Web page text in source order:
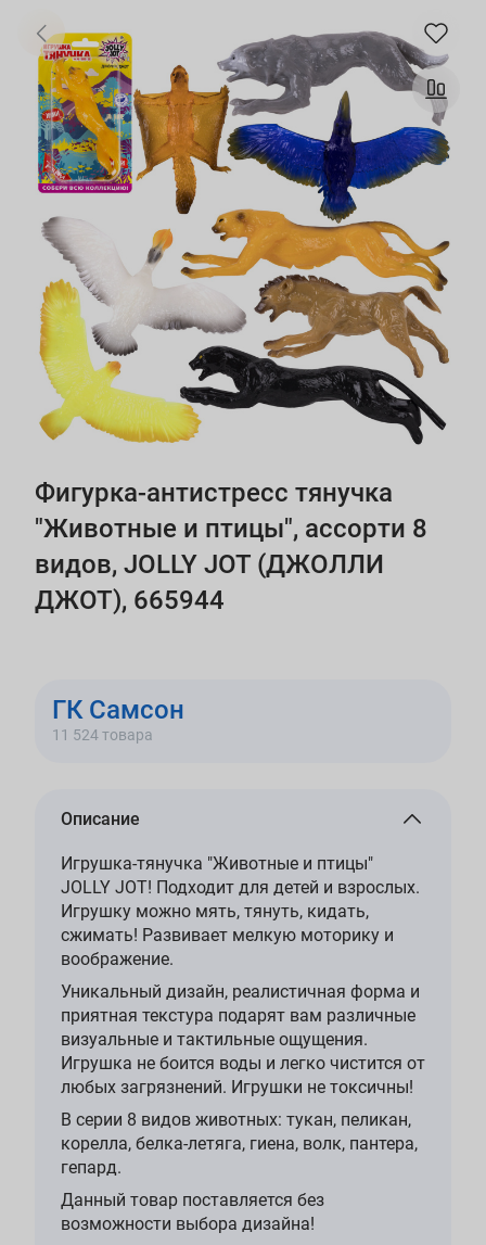
Фигурка-антистресс тянучка
"Животные и птицы", ассорти 8
видов, JOLLY JOT (ДЖОЛЛИ
ДЖОТ), 665944
ГК Самсон
11 524 товара
Описание
Игрушка-тянучка "Животные и птицы"
JOLLY JOT! Подходит для детей и взрослых.
Игрушку можно мять, тянуть, кидать,
сжимать! Развивает мелкую моторику и
воображение.
Уникальный дизайн, реалистичная форма и
приятная текстура подарят вам различные
визуальные и тактильные ощущения.
Игрушка не боится воды и легко чистится от
любых загрязнений. Игрушки не токсичны!
В серии 8 видов животных: тукан, пеликан,
корелла, белка-летяга, гиена, волк, пантера,
гепард.
Данный товар поставляется без
возможности выбора дизайна!